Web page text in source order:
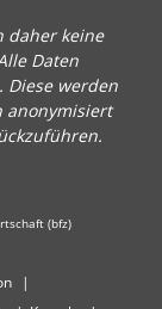
daher keine
Daten
Diese werden
anonymisiert
(bfz)